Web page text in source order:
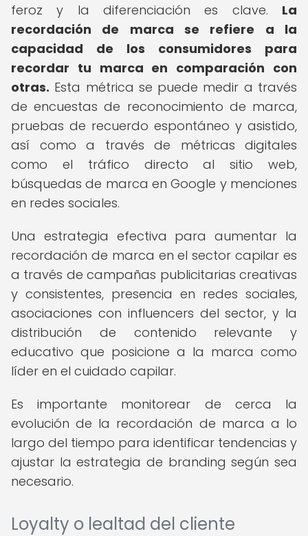
feroz y la diferenciación es clave. La
recordación de marca se refiere a la
capacidad de los consumidores para
recordar tu marca en comparación con
otras. Esta métrica se puede medir a través
de encuestas de reconocimiento de marca,
pruebas de recuerdo espontáneo y asistido,
así como a través de métricas digitales
como el tráfico directo al sitio web,
búsquedas de marca en Google y menciones
en redes sociales.
Una estrategia efectiva para aumentar la
recordación de marca en el sector capilar es
a través de campañas publicitarias creativas
y consistentes, presencia en redes sociales,
asociaciones con influencers del sector, y la
distribución de contenido relevante y
educativo que posicione a la marca como
líder en el cuidado capilar.
Es importante monitorear de cerca la
evolución de la recordación de marca a lo
largo del tiempo para identificar tendencias y
ajustar la estrategia de branding según sea
necesario.
Loyalty o lealtad del cliente